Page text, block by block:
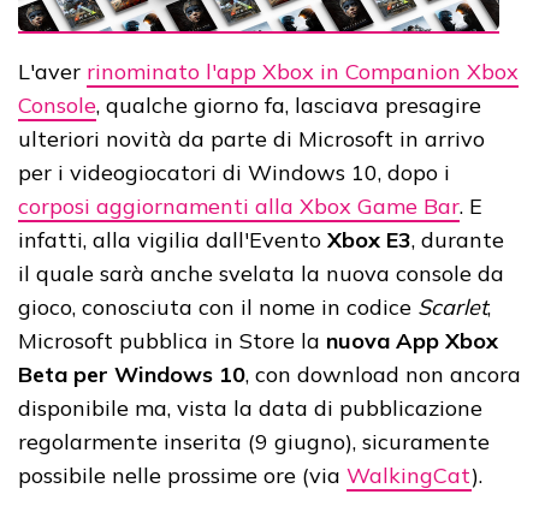
L'aver rinominato l'app Xbox in Companion Xbox
Console, qualche giorno fa, lasciava presagire
ulteriori novità da parte di Microsoft in arrivo
per i videogiocatori di Windows 10, dopo i
corposi aggiornamenti alla Xbox Game Bar. E
infatti, alla vigilia dall'Evento Xbox E3, durante
il quale sarà anche svelata la nuova console da
gioco, conosciuta con il nome in codice Scarlet,
Microsoft pubblica in Store la nuova App Xbox
Beta per Windows 10, con download non ancora
disponibile ma, vista la data di pubblicazione
regolarmente inserita (9 giugno), sicuramente
possibile nelle prossime ore (via WalkingCat).